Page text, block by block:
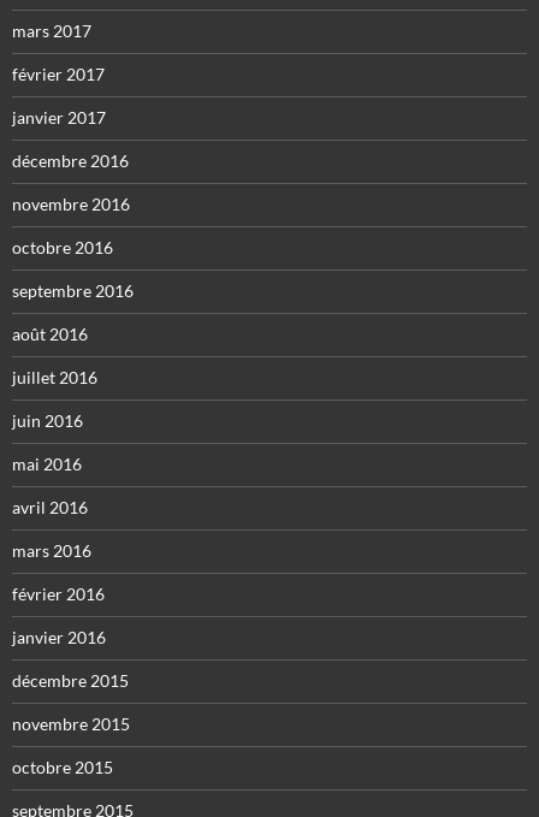
mars 2017
février 2017
janvier 2017
décembre 2016
novembre 2016
octobre 2016
septembre 2016
août 2016
juillet 2016
juin 2016
mai 2016
avril 2016
mars 2016
février 2016
janvier 2016
décembre 2015
novembre 2015
octobre 2015
septembre 2015